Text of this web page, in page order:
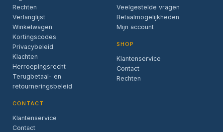
Rechten
Verlanglijst
Winkelwagen
Kortingscodes
Privacybeleid
Klachten
Herroepingsrecht
Terugbetaal- en
retourneringsbeleid
CONTACT
Klantenservice
Contact
Veelgestelde vragen
Betaalmogelijkheden
Mijn account
SHOP
Klantenservice
Contact
Rechten